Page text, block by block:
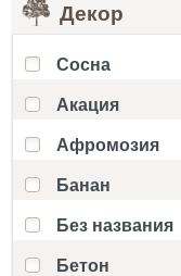
Декор
Cосна
Акация
Афромозия
Банан
Без названия
Бетон